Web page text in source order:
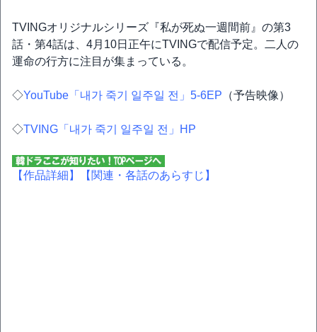
TVINGオリジナルシリーズ『私が死ぬ一週間前』の第3
話・第4話は、4月10日正午にTVINGで配信予定。二人の
運命の行方に注目が集まっている。
◇YouTube「내가 죽기 일주일 전」5-6EP （予告映像）
◇TVING「내가 죽기 일주일 전」HP
【作品詳細】 【関連・各話のあらすじ】